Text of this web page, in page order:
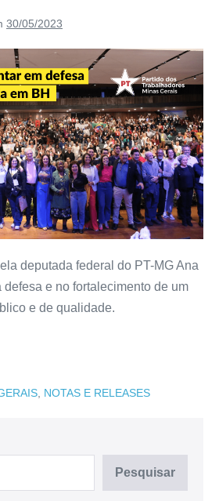
30/05/2023
deputada federal do PT-MG Ana
defesa e no fortalecimento de um
e de qualidade.
NOTAS E RELEASES
Pesquisar